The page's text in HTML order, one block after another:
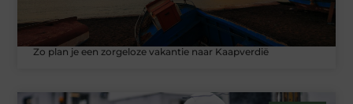
Zo plan je een zorgeloze vakantie naar Kaapverdië